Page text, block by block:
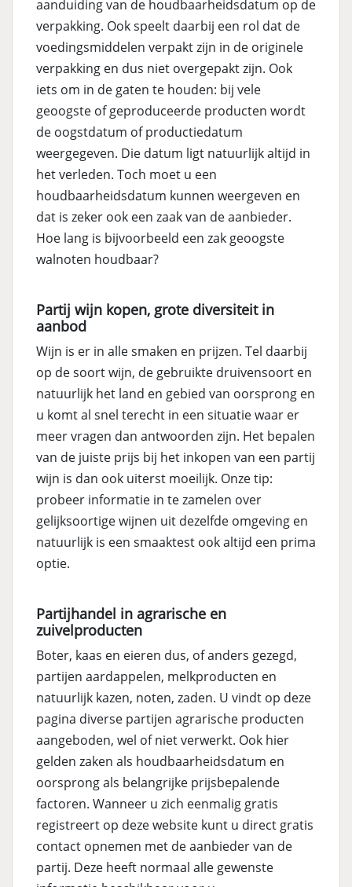
aanduiding van de houdbaarheidsdatum op de
verpakking. Ook speelt daarbij een rol dat de
voedingsmiddelen verpakt zijn in de originele
verpakking en dus niet overgepakt zijn. Ook
iets om in de gaten te houden: bij vele
geoogste of geproduceerde producten wordt
de oogstdatum of productiedatum
weergegeven. Die datum ligt natuurlijk altijd in
het verleden. Toch moet u een
houdbaarheidsdatum kunnen weergeven en
dat is zeker ook een zaak van de aanbieder.
Hoe lang is bijvoorbeeld een zak geoogste
walnoten houdbaar?
Partij wijn kopen, grote diversiteit in
aanbod
Wijn is er in alle smaken en prijzen. Tel daarbij
op de soort wijn, de gebruikte druivensoort en
natuurlijk het land en gebied van oorsprong en
u komt al snel terecht in een situatie waar er
meer vragen dan antwoorden zijn. Het bepalen
van de juiste prijs bij het inkopen van een partij
wijn is dan ook uiterst moeilijk. Onze tip:
probeer informatie in te zamelen over
gelijksoortige wijnen uit dezelfde omgeving en
natuurlijk is een smaaktest ook altijd een prima
optie.
Partijhandel in agrarische en
zuivelproducten
Boter, kaas en eieren dus, of anders gezegd,
partijen aardappelen, melkproducten en
natuurlijk kazen, noten, zaden. U vindt op deze
pagina diverse partijen agrarische producten
aangeboden, wel of niet verwerkt. Ook hier
gelden zaken als houdbaarheidsdatum en
oorsprong als belangrijke prijsbepalende
factoren. Wanneer u zich eenmalig gratis
registreert op deze website kunt u direct gratis
contact opnemen met de aanbieder van de
partij. Deze heeft normaal alle gewenste